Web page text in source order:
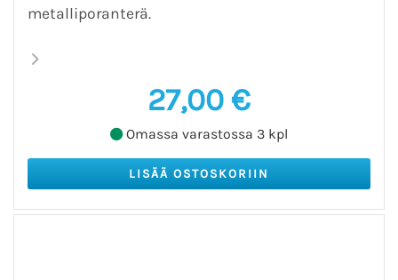
metalliporanterä.
27,00 €
Omassa varastossa 3 kpl